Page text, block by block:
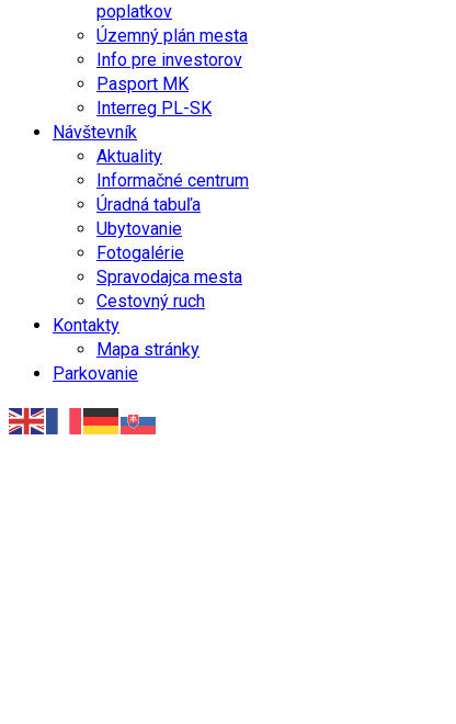
poplatkov
Územný plán mesta
Info pre investorov
Pasport MK
Interreg PL-SK
Návštevník
Aktuality
Informačné centrum
Úradná tabuľa
Ubytovanie
Fotogalérie
Spravodajca mesta
Cestovný ruch
Kontakty
Mapa stránky
Parkovanie